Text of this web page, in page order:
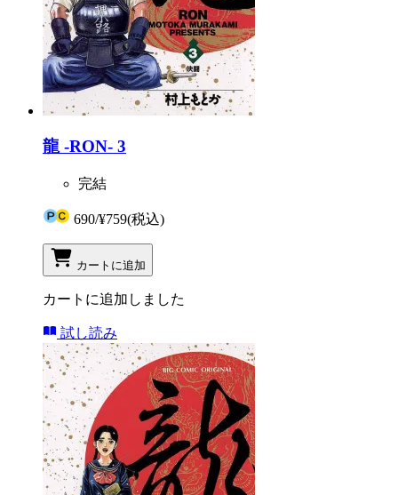
龍 -RON- 3
完結
690/¥759(税込)
カートに追加
カートに追加しました
試し読み